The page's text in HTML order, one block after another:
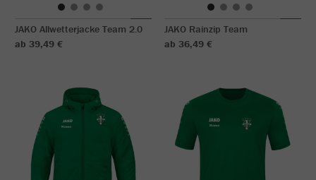
JAKO Allwetterjacke Team 2.0
ab 39,49 €
JAKO Rainzip Team
ab 36,49 €